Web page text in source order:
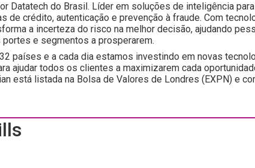
Datatech do Brasil. Líder em soluções de inteligência
de crédito, autenticação e prevenção à fraude. Com
a incerteza do risco na melhor decisão, ajudando
e segmentos a prosperarem.
países e a cada dia estamos investindo em novas
ajudar todos os clientes a maximizarem cada
está listada na Bolsa de Valores de Londres (EXPN) e